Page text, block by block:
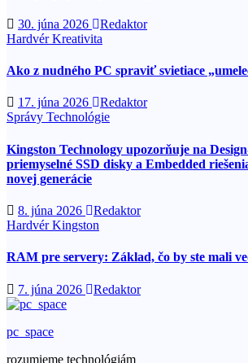
30. júna 2026
Redaktor
HardvérKreativita
Ako z nudného PC spraviť svietiace
17. júna 2026
Redaktor
Správy Technológie
Kingston Technology upozorňuje na
priemyselné SSD disky a Embedded
novej generácie
8. júna 2026
Redaktor
HardvérKingston
RAM pre servery: Základ, čo by ste mali
7. júna 2026 Redaktor
pc_space
rozumieme technológiám